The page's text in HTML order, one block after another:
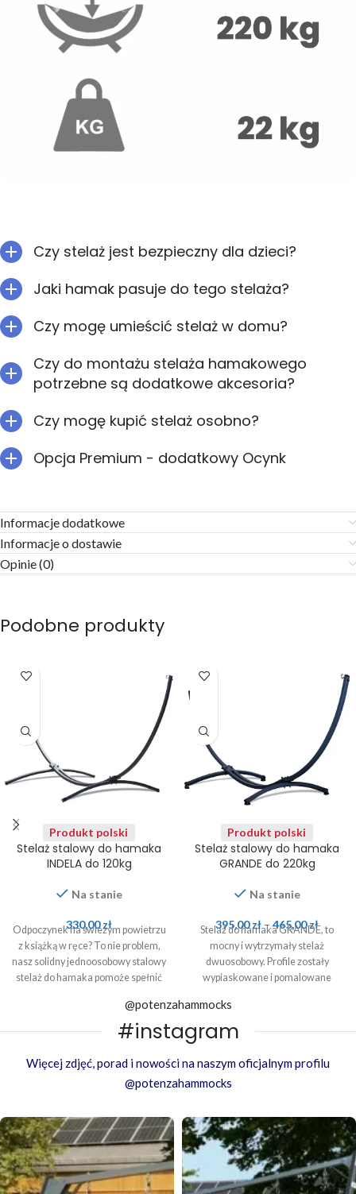
Czy stelaż jest bezpieczny dla dzieci?
Jaki hamak pasuje do tego stelaża?
Czy mogę umieścić stelaż w domu?
Czy do montażu stelaża hamakowego
potrzebne są dodatkowe akcesoria?
Czy mogę kupić stelaż osobno?
Opcja Premium - dodatkowy Ocynk
Informacje dodatkowe
Informacje o dostawie
Opinie (0)
Podobne produkty
Produkt polski
Stelaż stalowy do hamaka
INDELA do 120kg
Na stanie
330,00zł
Odpoczynek na świeżym powietrzu
z książką w ręce? To nie problem,
nasz solidny jednoosobowy stalowy
stelaż do hamaka pomoże spełnić
Produkt polski
Stelaż stalowy do hamaka
GRANDE do 220kg
Na stanie
395,00zł – 465,00zł
Stelaż do hamaka GRANDE, to
mocny i wytrzymały stelaż
dwuosobowy. Profile zostały
wypiaskowane i pomalowane
@potenzahammocks
#instagram
Więcej zdjęć, porad i nowości na naszym oficjalnym profilu
@potenzahammocks